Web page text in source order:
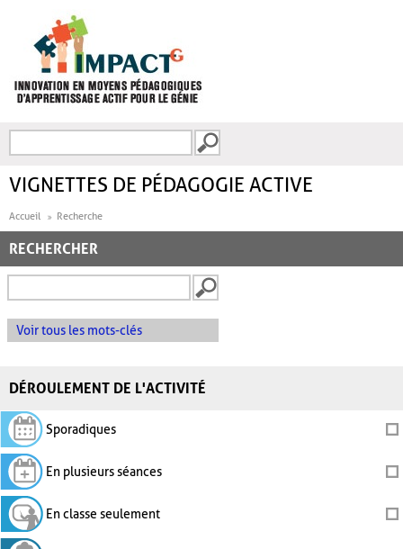
FORMULAIRE DE
VIGNETTES DE PÉDAGOGIE ACTIVE
Accueil Recherche
RECHERCHER
Voir tous les mots-clés
DÉROULEMENT DE L'ACTIVITÉ
Sporadiques
En plusieurs séances
En classe seulement